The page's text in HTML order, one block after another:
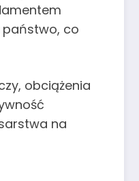
państwo, co
obciążenia
na